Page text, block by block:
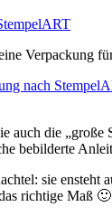
Verpackung
auch die „große
bebilderte
sie
richtige Maß